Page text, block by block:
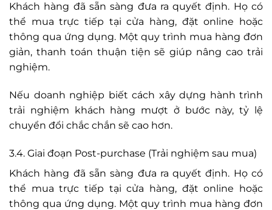
Khách hàng đã sẵn sàng đưa ra quyết định. Họ có
thể mua trực tiếp tại cửa hàng, đặt online hoặc
thông qua ứng dụng. Một quy trình mua hàng đơn
giản, thanh toán thuận tiện sẽ giúp nâng cao trải
nghiệm.
Nếu doanh nghiệp biết cách xây dựng hành trình
trải nghiệm khách hàng mượt ở bước này, tỷ lệ
chuyển đổi chắc chắn sẽ cao hơn.
3.4. Giai đoạn Post-purchase (Trải nghiệm sau mua)
Khách hàng đã sẵn sàng đưa ra quyết định. Họ có
thể mua trực tiếp tại cửa hàng, đặt online hoặc
thông qua ứng dụng. Một quy trình mua hàng đơn